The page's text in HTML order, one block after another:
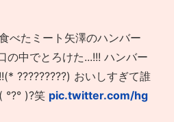
べたミート矢澤のハンバー
の中でとろけた...!!! ハンバー
?????????) おいしすぎて誰
°?° )?笑 pic.twitter.com/hg